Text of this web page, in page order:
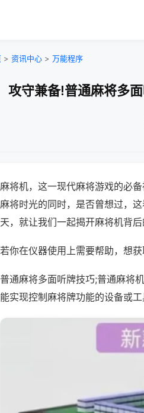
> 资讯中心 > 万能程序
攻守兼备!普通麻将多
麻将机，这一现代麻将游戏的必
麻将时光的同时，是否曾想过，
天，就让我们一起揭开麻将机背
若你在仪器使用上需要帮助，想
普通麻将多面听牌技巧;普通麻将
能实现控制麻将牌功能的设备或工